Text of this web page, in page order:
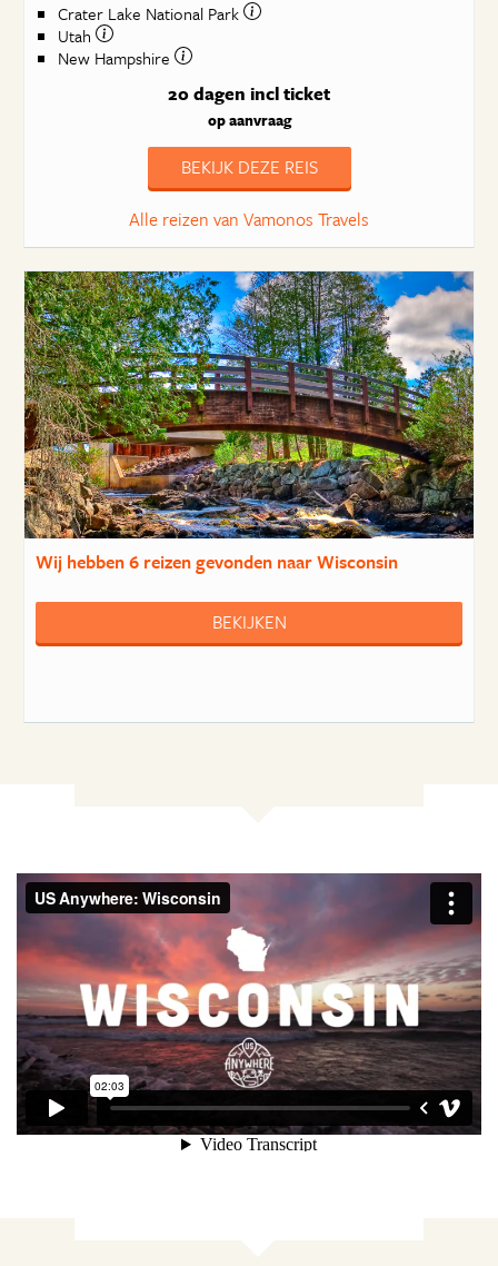
Crater Lake National Park
Utah
New Hampshire
20 dagen incl ticket
op aanvraag
BEKIJK DEZE REIS
Alle reizen van Vamonos Travels
Wij hebben6 reizengevonden naar Wisconsin
BEKIJKEN